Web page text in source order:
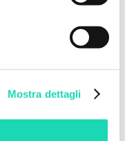
Mostra dettagli